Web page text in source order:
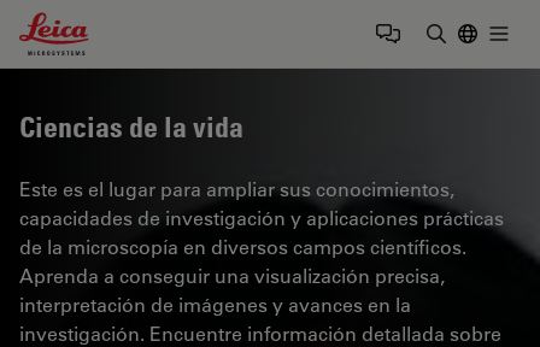
Leica Microsystems Logo
Ciencias de la vida
Este es el lugar para ampliar sus conocimientos,
capacidades de investigación y aplicaciones prácticas
de la microscopía en diversos campos científicos.
Aprenda a conseguir una visualización precisa,
interpretación de imágenes y avances en la
investigación. Encuentre información detallada sobre